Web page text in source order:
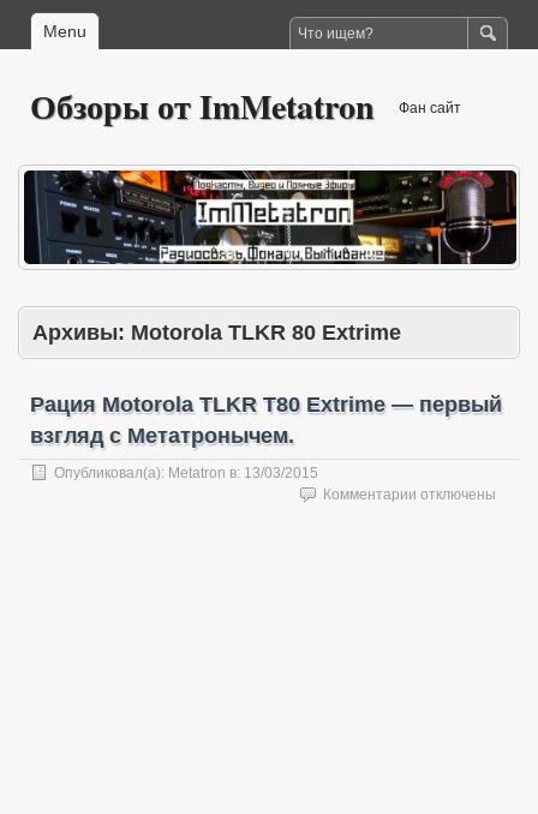
Menu
Обзоры от ImMetatron Фан сайт
Архивы: Motorola TLKR 80 Extrime
Рация Motorola TLKR T80 Extrime — первый
взгляд с Метатронычем.
Опубликовал(а): Metatron в: 13/03/2015
Комментарии котключены